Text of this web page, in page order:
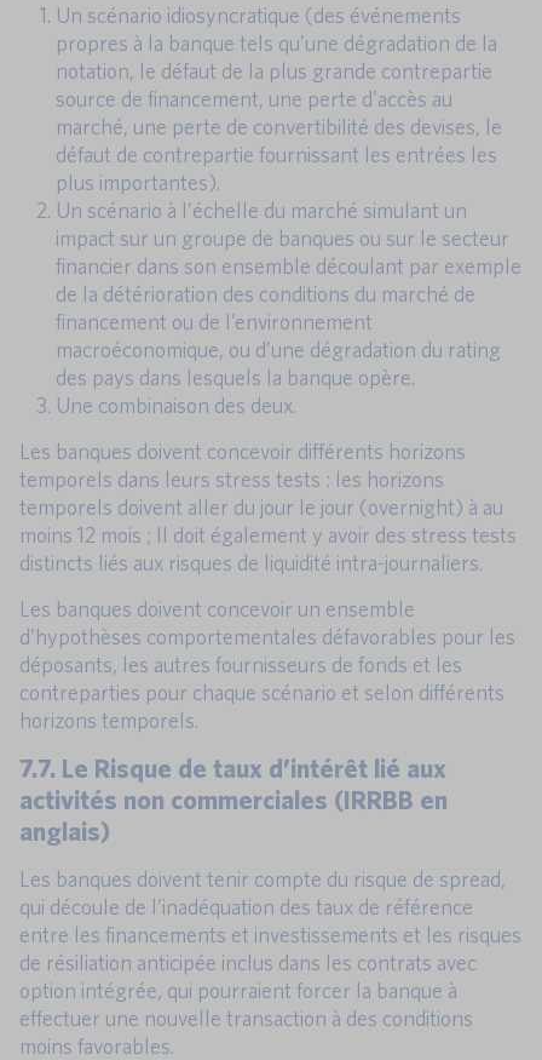
Un scénario idiosyncratique (des événements
propres à la banque tels qu’une dégradation de la
notation, le défaut de la plus grande contrepartie
source de financement, une perte d’accès au
marché, une perte de convertibilité des devises, le
défaut de contrepartie fournissant les entrées les
plus importantes).
Un scénario à l’échelle du marché simulant un
impact sur un groupe de banques ou sur le secteur
financier dans son ensemble découlant par exemple
de la détérioration des conditions du marché de
financement ou de l’environnement
macroéconomique, ou d’une dégradation du rating
des pays dans lesquels la banque opère.
Une combinaison des deux.
Les banques doivent concevoir différents horizons
temporels dans leurs stress tests : les horizons
temporels doivent aller du jour le jour (overnight) à au
moins 12 mois ; Il doit également y avoir des stress tests
distincts liés aux risques de liquidité intra-journaliers.
Les banques doivent concevoir un ensemble
d’hypothèses comportementales défavorables pour les
déposants, les autres fournisseurs de fonds et les
contreparties pour chaque scénario et selon différents
horizons temporels.
7.7. Le Risque de taux d’intérêt lié aux
activités non commerciales (IRRBB en
anglais)
Les banques doivent tenir compte du risque de spread,
qui découle de l’inadéquation des taux de référence
entre les financements et investissements et les risques
de résiliation anticipée inclus dans les contrats avec
option intégrée, qui pourraient forcer la banque à
effectuer une nouvelle transaction à des conditions
moins favorables.